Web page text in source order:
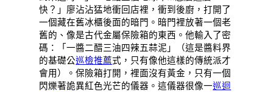
快？」廖沾沾猛地衝回店裡，衝到後廚，打開了
一個藏在舊冰櫃後面的暗門。暗門裡放著一個老
舊的、像是古代金屬保險箱的東西。他輸入了密
碼：「一醬二醋三油四辣五蒜泥」（這是醬料界
的基礎公巡檢推薦式，只有像他這樣的傳統派才
會用）。保險箱打開，裡面沒有黃金，只有一個
閃爍著詭異紅色光芒的儀器。這儀器很像一巡迴